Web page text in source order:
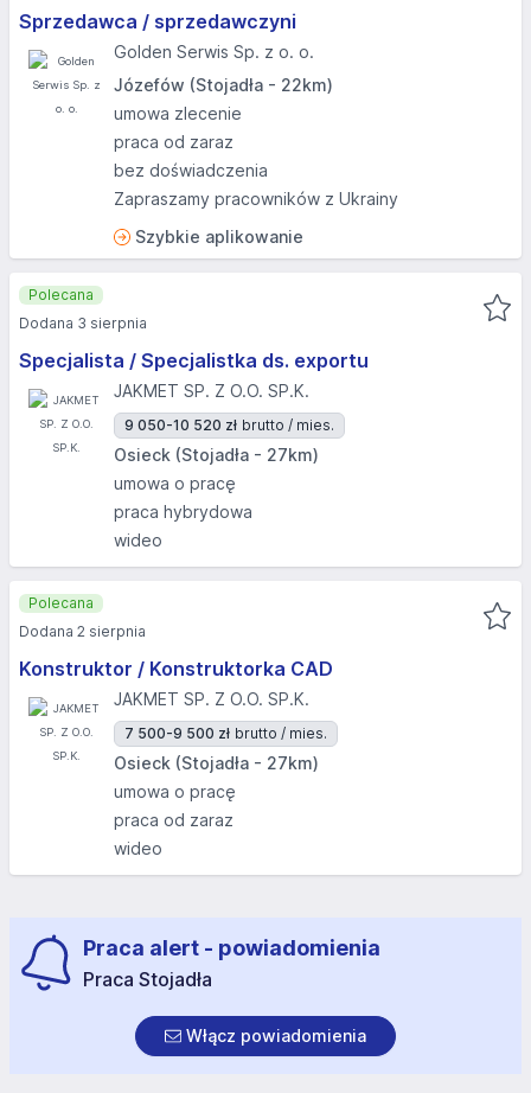
Sprzedawca / sprzedawczyni
Golden Serwis Sp. z o. o.
Józefów (Stojadła - 22km)
umowa zlecenie
praca od zaraz
bez doświadczenia
Zapraszamy pracowników z Ukrainy
Szybkie aplikowanie
Specjalista / Specjalistka ds. exportu
JAKMET SP. Z O.O. SP.K.
9 050-10 520 zł brutto / mies.
Osieck (Stojadła - 27km)
umowa o pracę
praca hybrydowa
wideo
Polecana
Dodana 3 sierpnia
Konstruktor / Konstruktorka CAD
JAKMET SP. Z O.O. SP.K.
7 500-9 500 zł brutto / mies.
Osieck (Stojadła - 27km)
umowa o pracę
praca od zaraz
wideo
Polecana
Dodana 2 sierpnia
Praca alert - powiadomienia
Praca Stojadła
Włącz powiadomienia